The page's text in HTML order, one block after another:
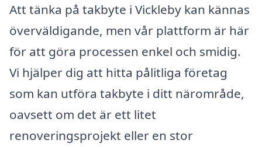
Att tänka på takbyte i Vickleby kan kännas
överväldigande, men vår plattform är här
för att göra processen enkel och smidig.
Vi hjälper dig att hitta pålitliga företag
som kan utföra takbyte i ditt närområde,
oavsett om det är ett litet
renoveringsprojekt eller en stor